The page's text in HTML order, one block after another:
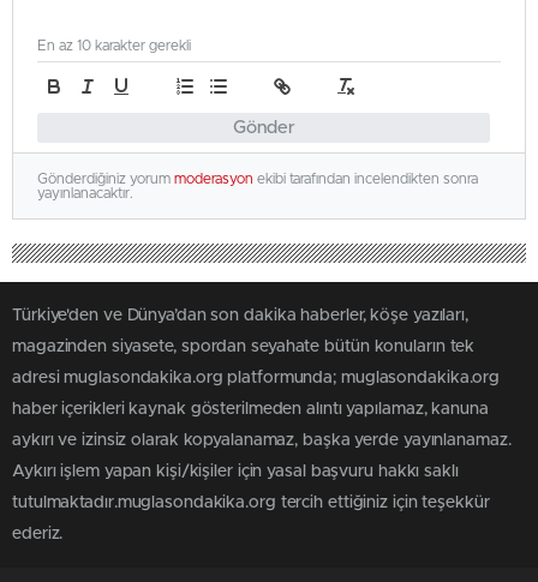
Gönder
En az 10 karakter gerekli
Gönderdiğiniz yorum moderasyon ekibi tarafından incelendikten sonra
yayınlanacaktır.
Türkiye'den ve Dünya’dan son dakika haberler, köşe yazıları,
magazinden siyasete, spordan seyahate bütün konuların tek
adresi muglasondakika.org platformunda; muglasondakika.org
haber içerikleri kaynak gösterilmeden alıntı yapılamaz, kanuna
aykırı ve izinsiz olarak kopyalanamaz, başka yerde yayınlanamaz.
Aykırı işlem yapan kişi/kişiler için yasal başvuru hakkı saklı
tutulmaktadır.muglasondakika.org tercih ettiğiniz için teşekkür
ederiz.